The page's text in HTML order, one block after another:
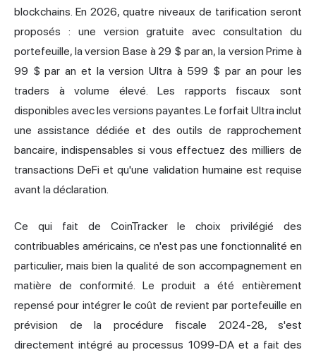
blockchains. En 2026, quatre niveaux de tarification seront
proposés : une version gratuite avec consultation du
portefeuille, la version Base à 29 $ par an, la version Prime à
99 $ par an et la version Ultra à 599 $ par an pour les
traders à volume élevé. Les rapports fiscaux sont
disponibles avec les versions payantes. Le forfait Ultra inclut
une assistance dédiée et des outils de rapprochement
bancaire, indispensables si vous effectuez des milliers de
transactions DeFi et qu'une validation humaine est requise
avant la déclaration.
Ce qui fait de CoinTracker le choix privilégié des
contribuables américains, ce n'est pas une fonctionnalité en
particulier, mais bien la qualité de son accompagnement en
matière de conformité. Le produit a été entièrement
repensé pour intégrer le coût de revient par portefeuille en
prévision de la procédure fiscale 2024-28, s'est
directement intégré au processus 1099-DA et a fait des